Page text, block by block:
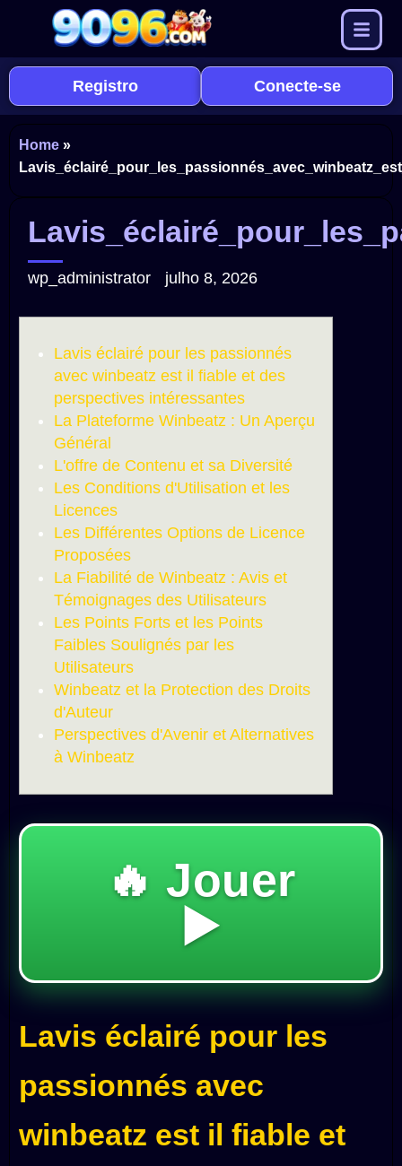
Registro Conecte-se
Home »
wp_administrator julho 8, 2026
Lavis éclairé pour les passionnés
avec winbeatz est il fiable et des
perspectives intéressantes
La Plateforme Winbeatz : Un Aperçu
Général
L'offre de Contenu et sa Diversité
Les Conditions d'Utilisation et les
Licences
Les Différentes Options de Licence
Proposées
La Fiabilité de Winbeatz : Avis et
Témoignages des Utilisateurs
Les Points Forts et les Points
Faibles Soulignés par les
Utilisateurs
Winbeatz et la Protection des Droits
d'Auteur
Perspectives d'Avenir et Alternatives
à Winbeatz
🔥 Jouer
▶️
Lavis éclairé pour les
passionnés avec
winbeatz est il fiable et